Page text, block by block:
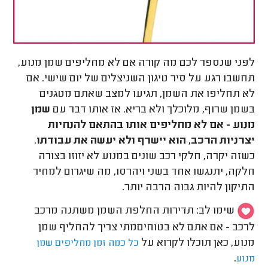
לפני שנספר לכם מה קורה אם לא מחליפים שמן מנוע,
תחשבו רגע על סיר טיגון השניצלים של יום שישי. אם
לא תחליפו את השמן, תגיעו למצב שאתם מטגנים
בשמן שרוף, מלוכלך ולא בריא. אז אותו דבר עם שמן
מנוע - אם לא מחליפים אותו בהתאם להנחיות
יצרניות הרכב, הוא יישרף ולא יעשה את עבודתו.
כשזה יקרה, חלקי רכב שונים במנוע לא יזוזו בצורה
חלקה, יתנגשו אחד בשני ויהרסו, מה שיגרום למחיר
התיקון להיות גבוה הרבה יותר.
שימו לב: תדירות החלפת השמן משתנה מרכב
לרכב - אם אתם לא בטוחיםמתי צריך להחליף שמן
מנוע, כאן תוכלו לקרוא על כל כמה זמן מחליפים שמן
מנוע.